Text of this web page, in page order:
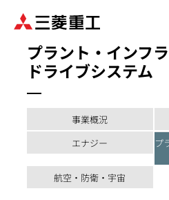
プラント・インフ
ドライブシステム
事業概況
エナジー
プ
航空・防衛・宇宙